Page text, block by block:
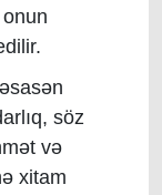
söz
və
xitam